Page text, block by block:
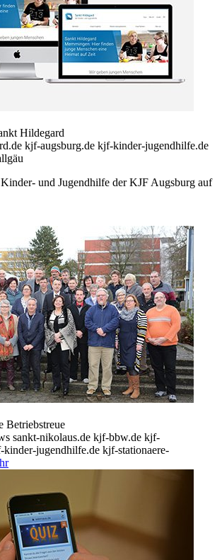
Hildegard
kjf-augsburg.de kjf-kinder-jugendhilfe.de
und Jugendhilfe der KJF Augsburg auf
Betriebstreue
sankt-nikolaus.de kjf-bbw.de kjf-
kinder-jugendhilfe.de kjf-stationaere-